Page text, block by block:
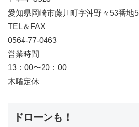
愛知県岡崎市藤川町字沖野々53番地5
TEL＆FAX
0564-77-0463
営業時間
13：00〜20：00
木曜定休
ドローンも！